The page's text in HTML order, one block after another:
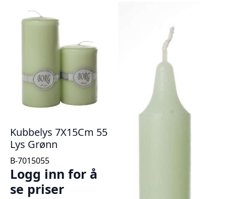
Kubbelys 7X15Cm 55
Lys Grønn
B-7015055
Logg inn for å
se priser